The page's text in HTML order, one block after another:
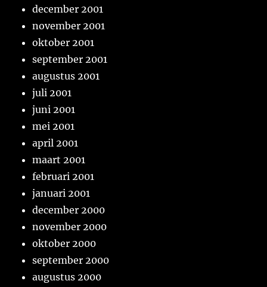
december 2001
november 2001
oktober 2001
september 2001
augustus 2001
juli 2001
juni 2001
mei 2001
april 2001
maart 2001
februari 2001
januari 2001
december 2000
november 2000
oktober 2000
september 2000
augustus 2000